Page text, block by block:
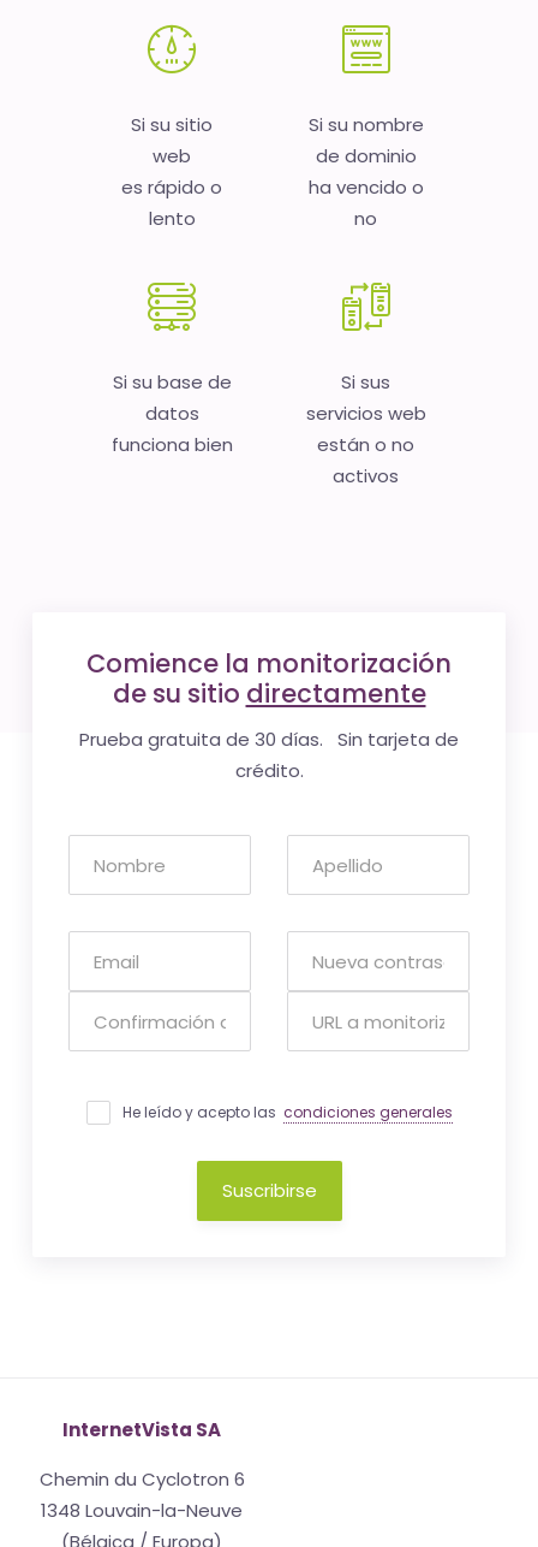
Si su sitio
web
es rápido o
lento
Si su nombre
de dominio
ha vencido o
no
Si su base de
datos
funciona bien
Si sus
servicios web
están o no
activos
Comience la monitorización
de su sitio directamente
Prueba gratuita de 30 días. Sin tarjeta de
crédito.
He leído y acepto las condiciones generales
Suscribirse
InternetVista SA
Chemin du Cyclotron 6
1348 Louvain-la-Neuve
(Bélgica / Europa)